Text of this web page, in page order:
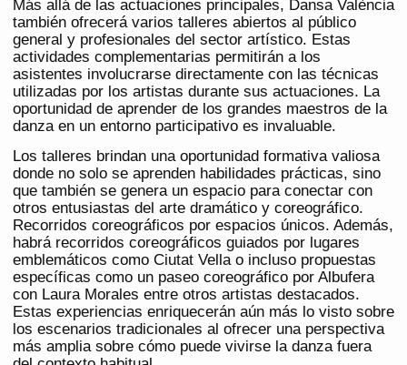
Más allá de las actuaciones principales, Dansa València
también ofrecerá varios talleres abiertos al público
general y profesionales del sector artístico. Estas
actividades complementarias permitirán a los
asistentes involucrarse directamente con las técnicas
utilizadas por los artistas durante sus actuaciones. La
oportunidad de aprender de los grandes maestros de la
danza en un entorno participativo es invaluable.
Los talleres brindan una oportunidad formativa valiosa
donde no solo se aprenden habilidades prácticas, sino
que también se genera un espacio para conectar con
otros entusiastas del arte dramático y coreográfico.
Recorridos coreográficos por espacios únicos. Además,
habrá recorridos coreográficos guiados por lugares
emblemáticos como Ciutat Vella o incluso propuestas
específicas como un paseo coreográfico por Albufera
con Laura Morales entre otros artistas destacados.
Estas experiencias enriquecerán aún más lo visto sobre
los escenarios tradicionales al ofrecer una perspectiva
más amplia sobre cómo puede vivirse la danza fuera